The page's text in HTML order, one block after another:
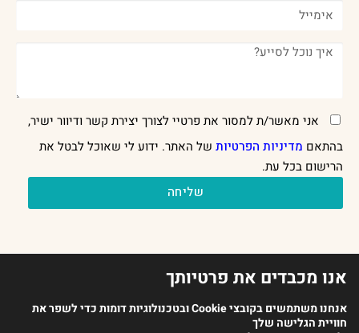
אני מאשר/ת למסור את פרטיי לצורך יצירת קשר ודיוור ישיר,
בהתאם מדיניות הפרטיות של האתר. ידוע לי שאוכל לבטל את
הרישום בכל עת.
שליחה
אנו מכבדים את פרטיותך
אנחנו משתמשים בקובצי Cookie ובטכנולוגיות דומות כדי לשפר את
חוויית הגלישה שלך